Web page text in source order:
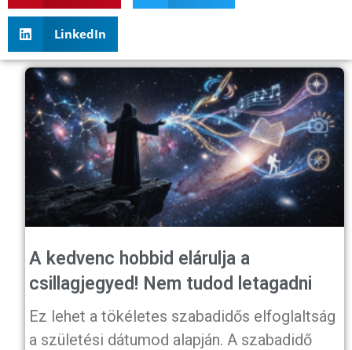
LinkedIn
A kedvenc hobbid elárulja a
csillagjegyed! Nem tudod letagadni
Ez lehet a tökéletes szabadidős elfoglaltság
a születési dátumod alapján. A szabadidő